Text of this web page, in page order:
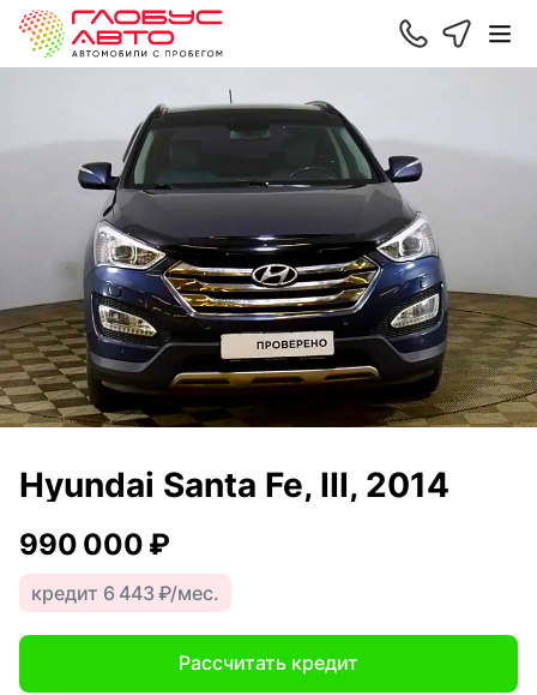
Hyundai Santa Fe, III, 2014
990 000 ₽
кредит 6 443 ₽/мес.
Рассчитать кредит